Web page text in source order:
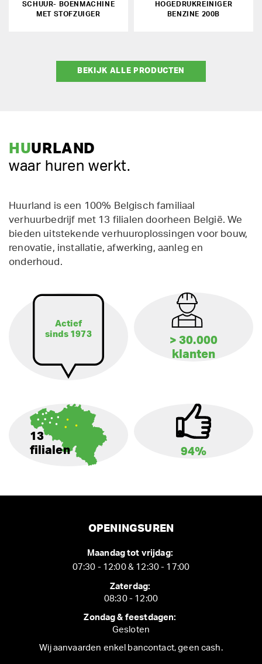
SCHUUR- BOENMACHINE
MET STOFZUIGER
HOGEDRUKREINIGER
BENZINE 200B
BEKIJK ALLE PRODUCTEN
HUURLAND
waar huren werkt.
Huurland is een 100% Belgisch familiaal
verhuurbedrijf met 13 filialen doorheen België. We
bieden uitstekende verhuuroplossingen voor bouw,
renovatie, installatie, afwerking, aanleg en
onderhoud.
Actief
sinds 1973
> 30.000
klanten
13
filialen
94%
OPENINGSUREN
Maandag tot vrijdag:
07:30 - 12:00 & 12:30 - 17:00
Zaterdag:
08:30 - 12:00
Zondag & feestdagen:
Gesloten
Wij aanvaarden enkel bancontact, geen cash.